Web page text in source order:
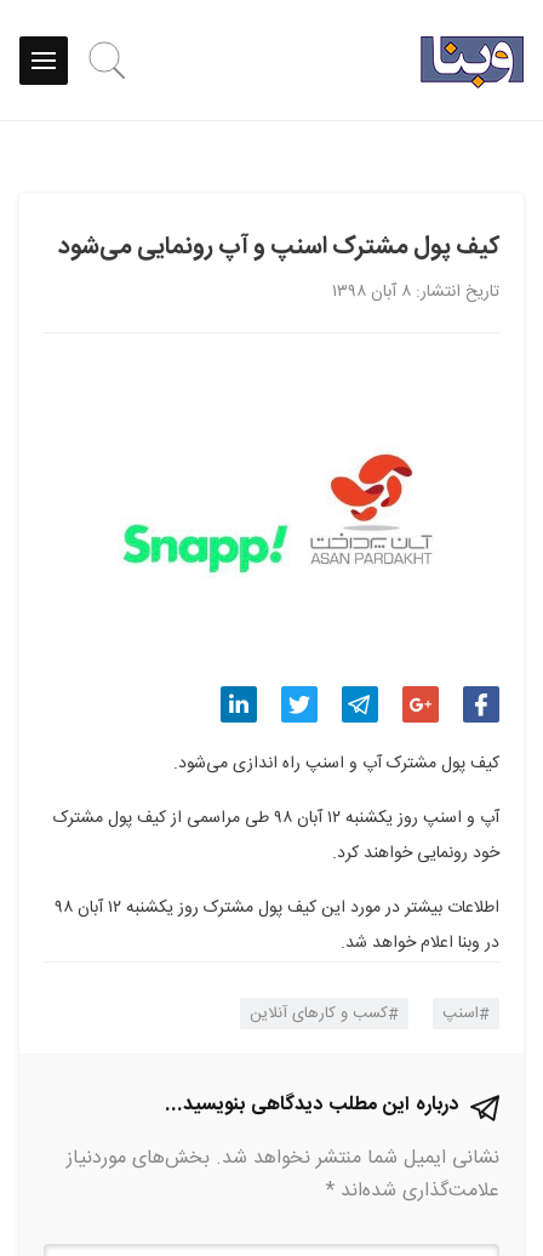
کیف پول مشترک اسنپ و آپ رونمایی می‌شود
تاریخ انتشار: ۸ آبان ۱۳۹۸
در
در
پلاس
در
در
در
کیف پول مشترک آپ و اسنپ راه اندازی می‌شود.
آپ و اسنپ روز یکشنبه ۱۲ آبان ۹۸ طی مراسمی از کیف پول مشترک
خود رونمایی خواهند کرد.
اطلاعات بیشتر در مورد این کیف پول مشترک روز یکشنبه ۱۲ آبان ۹۸
در وبنا اعلام خواهد شد.
اسنپ کسب و کارهای آنلاین
درباره این مطلب دیدگاهی بنویسید...
نشانی ایمیل شما منتشر نخواهد شد. بخش‌های موردنیاز
علامت‌گذاری شده‌اند *